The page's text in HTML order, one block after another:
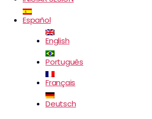
Español
English
Português
Français
Deutsch